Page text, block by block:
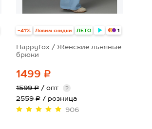
-41% Ловим скидки ЛЕТО 1
Happyfox / Женские льняные
брюки
1499 ₽
1599 ₽ / опт ?
2559 ₽ / розница
906